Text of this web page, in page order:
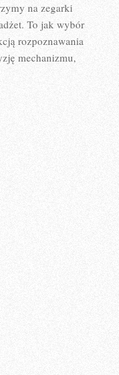
na zegarki
To jak wybór
rozpoznawania
mechanizmu,